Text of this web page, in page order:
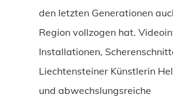
den letzten Generationen
Region vollzogen hat.
Installationen,
Liechtensteiner Künstlerin
und abwechslungsreiche